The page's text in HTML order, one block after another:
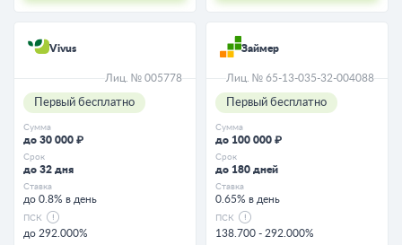
Vivus
Лиц. № 005778
Первый бесплатно
Сумма
до 30 000 ₽
Срок
до 32 дня
Ставка
до 0.8% в день
ПСК
до 292.000%
Займер
Лиц. № 65-13-035-32-004088
Первый бесплатно
Сумма
до 100 000 ₽
Срок
до 180 дней
Ставка
0.65% в день
ПСК
138.700 - 292.000%